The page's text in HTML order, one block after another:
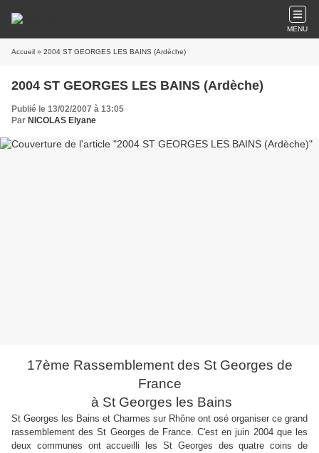
MENU
Accueil » 2004 ST GEORGES LES BAINS (Ardèche)
2004 ST GEORGES LES BAINS (Ardèche)
Publié le 13/02/2007 à 13:05
Par NICOLAS Elyane
17ème Rassemblement des St Georges de
France
à St Georges les Bains
St Georges les Bains et Charmes sur Rhône ont osé organiser ce grand
rassemblement des St Georges de France. C'est en juin 2004 que les
deux communes ont accueilli les St Georges des quatre coins de